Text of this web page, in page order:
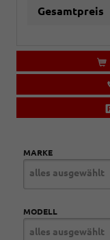
Gesamtpreis
MARKE
alles ausgewählt
MODELL
alles ausgewählt